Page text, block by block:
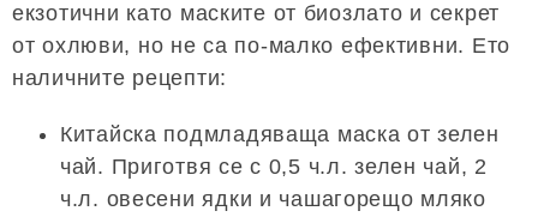
екзотични като маските от биозлато и секрет
от охлюви, но не са по-малко ефективни. Ето
наличните рецепти:
Китайска подмладяваща маска от зелен
чай. Приготвя се с 0,5 ч.л. зелен чай, 2
ч.л. овесени ядки и чашагорещо мляко